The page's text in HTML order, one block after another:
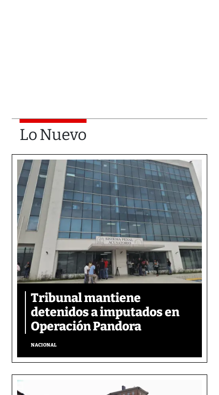
Lo Nuevo
Tribunal mantiene
detenidos a imputados en
Operación Pandora
NACIONAL